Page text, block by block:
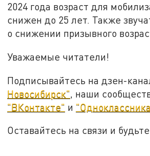
2024 года возраст для
снижен до 25 лет. Также
о снижении призывного
Уважаемые читатели!
Подписывайтесь на дзен-
Новосибирск" , наши
"ВКонтакте" и
Оставайтесь на связи и